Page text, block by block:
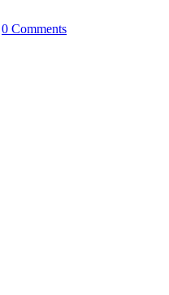
0 Comments